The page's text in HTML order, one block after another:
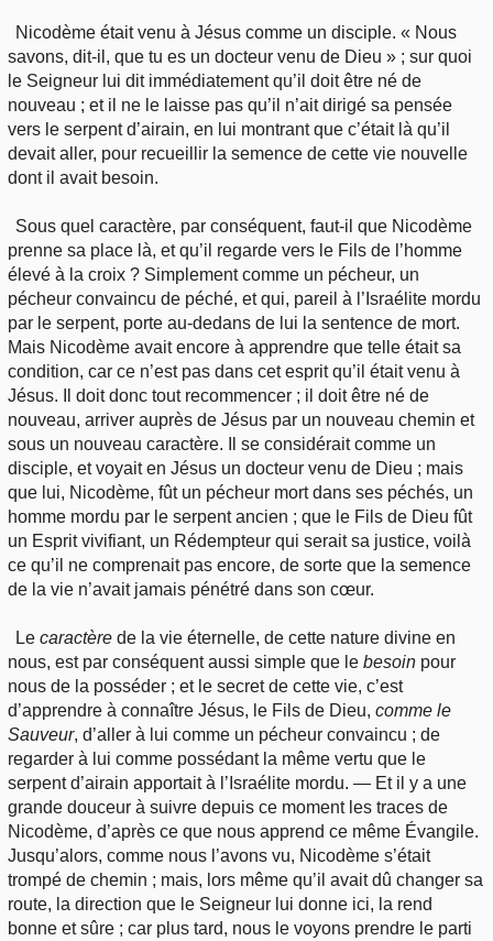
Nicodème était venu à Jésus comme un disciple. « Nous
savons, dit-il, que tu es un docteur venu de Dieu » ; sur quoi
le Seigneur lui dit immédiatement qu’il doit être né de
nouveau ; et il ne le laisse pas qu’il n’ait dirigé sa pensée
vers le serpent d’airain, en lui montrant que c’était là qu’il
devait aller, pour recueillir la semence de cette vie nouvelle
dont il avait besoin.
Sous quel caractère, par conséquent, faut-il que Nicodème
prenne sa place là, et qu’il regarde vers le Fils de l’homme
élevé à la croix ? Simplement comme un pécheur, un
pécheur convaincu de péché, et qui, pareil à l’Israélite mordu
par le serpent, porte au-dedans de lui la sentence de mort.
Mais Nicodème avait encore à apprendre que telle était sa
condition, car ce n’est pas dans cet esprit qu’il était venu à
Jésus. Il doit donc tout recommencer ; il doit être né de
nouveau, arriver auprès de Jésus par un nouveau chemin et
sous un nouveau caractère. Il se considérait comme un
disciple, et voyait en Jésus un docteur venu de Dieu ; mais
que lui, Nicodème, fût un pécheur mort dans ses péchés, un
homme mordu par le serpent ancien ; que le Fils de Dieu fût
un Esprit vivifiant, un Rédempteur qui serait sa justice, voilà
ce qu’il ne comprenait pas encore, de sorte que la semence
de la vie n’avait jamais pénétré dans son cœur.
Lecaractère de la vie éternelle, de cette nature divine en
nous, est par conséquent aussi simple que le besoin pour
nous de la posséder ; et le secret de cette vie, c’est
d’apprendre à connaître Jésus, le Fils de Dieu, comme le
Sauveur, d’aller à lui comme un pécheur convaincu ; de
regarder à lui comme possédant la même vertu que le
serpent d’airain apportait à l’Israélite mordu. — Et il y a une
grande douceur à suivre depuis ce moment les traces de
Nicodème, d’après ce que nous apprend ce même Évangile.
Jusqu’alors, comme nous l’avons vu, Nicodème s’était
trompé de chemin ; mais, lors même qu’il avait dû changer sa
route, la direction que le Seigneur lui donne ici, la rend
bonne et sûre ; car plus tard, nous le voyons prendre le parti